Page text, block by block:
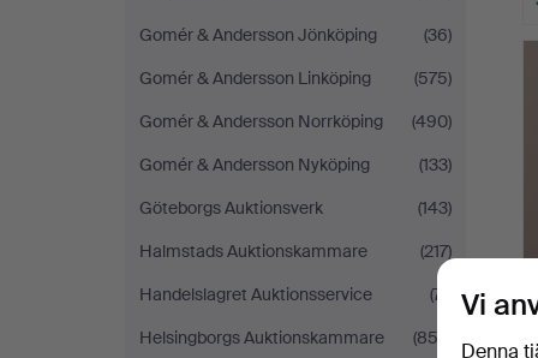
Gomér & Andersson Jönköping
(36)
Gomér & Andersson Linköping
(575)
Gomér & Andersson Norrköping
(490)
Gomér & Andersson Nyköping
(133)
Göteborgs Auktionsverk
(143)
Halmstads Auktionskammare
(217)
Handelslagret Auktionsservice
(71)
Helsingborgs Auktionskammare
(853)
Vi
Denna